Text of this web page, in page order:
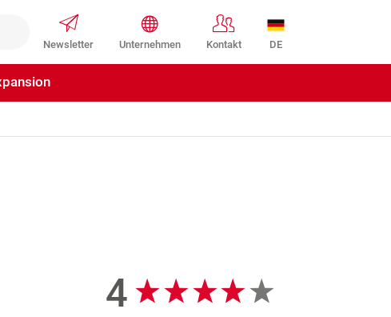
DE
Newsletter Unternehmen Kontakt
Google Bewertungen
4